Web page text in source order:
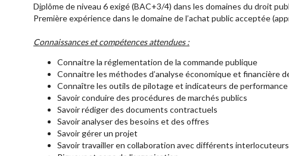
Diplôme de niveau 6 exigé (BAC+3/4) dans les domaines du droit
Première expérience dans le domaine de l’achat public acceptée
Connaissances et compétences attendues :
Connaitre la réglementation de la commande publique
Connaitre les méthodes d’analyse économique et financière
Connaître les outils de pilotage et indicateurs de performance
Savoir conduire des procédures de marchés publics
Savoir rédiger des documents contractuels
Savoir analyser des besoins et des offres
Savoir gérer un projet
Savoir travailler en collaboration avec différents interlocuteurs